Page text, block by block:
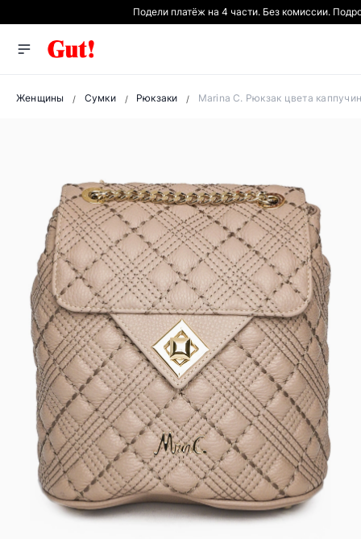
Подели платёж на 4 части. Без комиссии.
Женщины Сумки Рюкзаки Marina C. Рюкзак цвета